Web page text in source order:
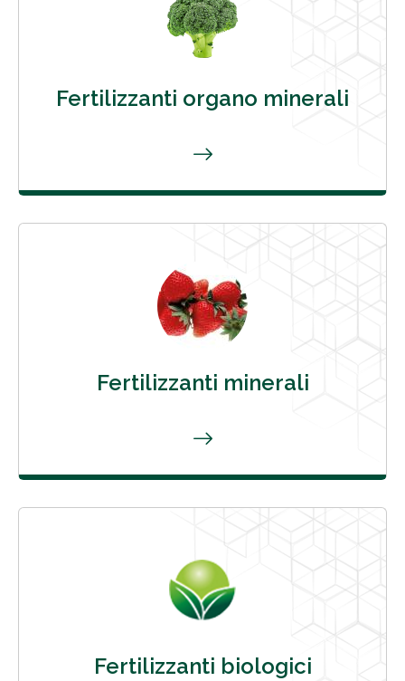
Fertilizzanti organo minerali
Fertilizzanti minerali
Fertilizzanti biologici